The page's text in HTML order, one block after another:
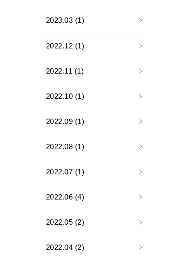
2023.03 (1)
2022.12 (1)
2022.11 (1)
2022.10 (1)
2022.09 (1)
2022.08 (1)
2022.07 (1)
2022.06 (4)
2022.05 (2)
2022.04 (2)